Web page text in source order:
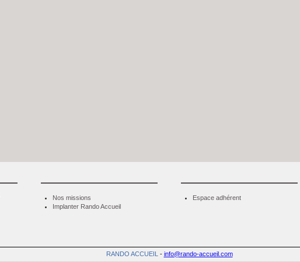
Nos missions
Implanter Rando Accueil
Espace adhérent
RANDO ACCUEIL - info@rando-accueil.com